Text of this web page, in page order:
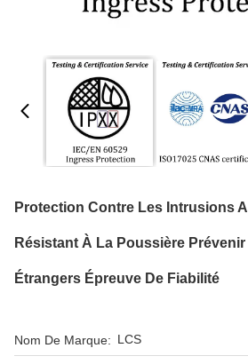
Protection Contre Les Intrusions
Résistant À La Poussière
Étrangers Épreuve De Fiabilité
Nom De Marque: LCS